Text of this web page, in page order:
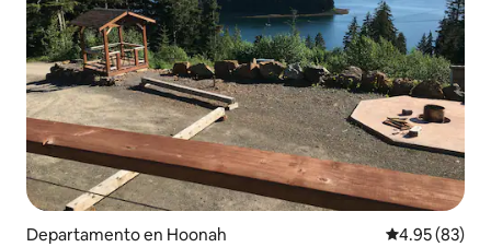
Departamento en Hoonah Calificación
4.95 (83)